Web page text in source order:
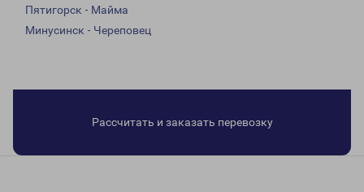
Пятигорск - Майма
Минусинск - Череповец
Рассчитать и заказать перевозку